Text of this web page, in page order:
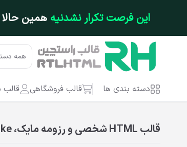
این فرصت تکرار نشدنیه همین
همه
دسته بندی ها قالب فروشگاهی
قالب HTML شخصی و رزومه مایک، Mike